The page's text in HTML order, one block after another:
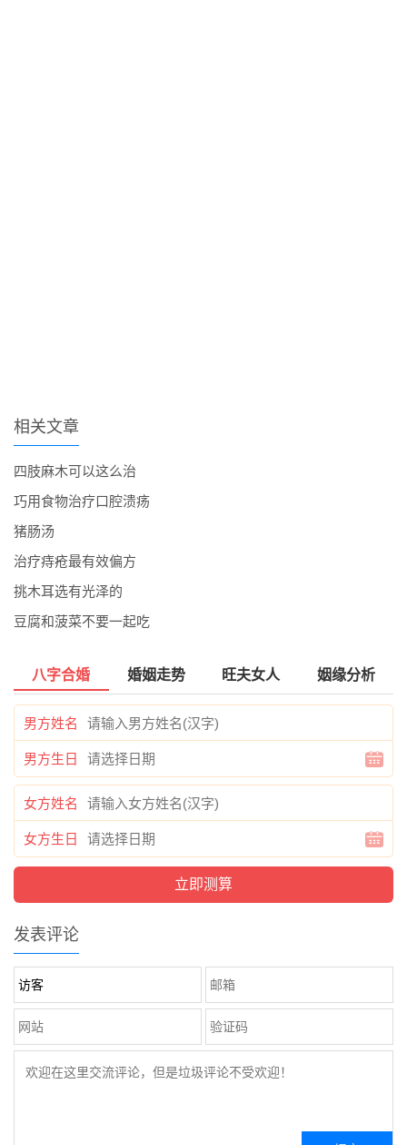
相关文章
四肢麻木可以这么治
巧用食物治疗口腔溃疡
猪肠汤
​治疗痔疮最有效偏方
挑木耳选有光泽的
豆腐和菠菜不要一起吃
八字合婚 婚姻走势 旺夫女人 姻缘分析
男方姓名
男方生日
女方姓名
女方生日
发表评论